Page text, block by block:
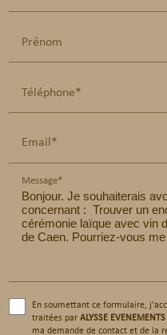
Prénom
Téléphone*
Email*
Message*
En soumettant ce formulaire,
traitées parALYSSE
ma demande de contact et de la